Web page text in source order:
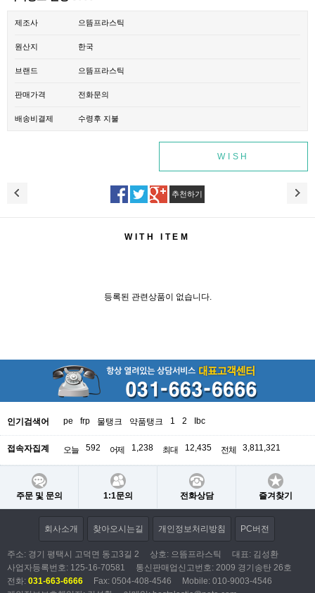
제조사 으뜸프라스틱
원산지 한국
브랜드 으뜸프라스틱
판매가격 전화문의
배송비결제 수령후 지불
WISH
추천하기
WITH ITEM
등록된 관련상품이 없습니다.
인기검색어 pe frp 물탱크 약품탱크 1 2 Ibc
접속자집계 오늘 592 어제 1,238 최대 12,435 전체 3,811,321
주문 및 문의 1:1문의 전화상담 즐겨찾기
회사소개 찾아오시는길 개인정보처리방침 PC버전
주소: 경기 평택시 고덕면 동고3길 2 상호: 으뜸프라스틱
대표: 김성환
사업자등록번호: 125-16-70581
통신판매업신고번호: 2009 경기송탄 26호
전화: 031-663-6666 Fax: 0504-408-4546
Mobile: 010-9003-4546